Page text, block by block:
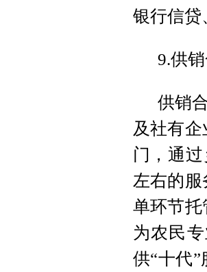
银行信贷
9.供
供销
及社有
门，通
左右的
单环节
为农民
供“十代